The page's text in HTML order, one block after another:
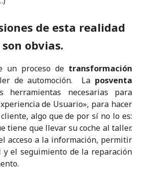
de esta realidad
son obvias.
un proceso de transformación
de automoción. La posventa
herramientas necesarias para
de Usuario», para hacer
algo que de por sí no lo es:
tiene que llevar su coche al taller.
acceso a la información, permitir
el seguimiento de la reparación